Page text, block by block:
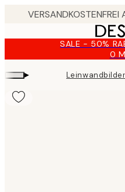
SALE - 50%
0
▸